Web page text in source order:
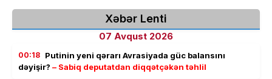
Xəbər Lenti
07 Avqust 2026
00:18 Putinin yeni qərarı Avrasiyada güc balansını
dəyişir? – Sabiq deputatdan diqqətçəkən təhlil